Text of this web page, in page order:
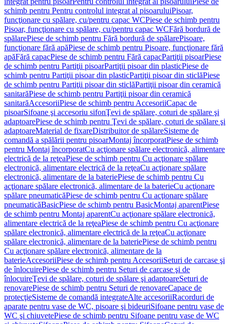
schimb pentru Pentru controlul integrat al pisoaruluiPisoar,
funcţionare cu spălare, cu/pentru capac WCPiese de schimb pentru
Pisoar, funcţionare cu spălare, cu/pentru capac WCFără bordură de
spălarePiese de schimb pentru Fără bordură de spălarePisoare,
funcţionare fără apăPiese de schimb pentru Pisoare, funcţionare fără
apăFără capacPiese de schimb pentru Fără capacPartiţii pisoarPiese
de schimb pentru Partiţii pisoarPartiţii pisoar din plasticPiese de
schimb pentru Partiţii pisoar din plasticPartiţii pisoar din sticlăPiese
de schimb pentru Partiţii pisoar din sticlăPartiţii pisoar din ceramică
sanitarăPiese de schimb pentru Partiţii pisoar din ceramică
sanitarăAccesoriiPiese de schimb pentru AccesoriiCapac de
pisoarSifoane şi accesoriu sifonŢevi de spălare, coturi de spălare şi
adaptoarePiese de schimb pentru Ţevi de spălare, coturi de spălare şi
adaptoareMaterial de fixareDistribuitor de spălareSisteme de
comandă a spălării pentru pisoarMontaj încorporatPiese de schimb
pentru Montaj încorporatCu acţionare spălare electronică, alimentare
electrică de la reţeaPiese de schimb pentru Cu acţionare spălare
electronică, alimentare electrică de la reţeaCu acţionare spălare
electronică, alimentare de la bateriePiese de schimb pentru Cu
acţionare spălare electronică, alimentare de la baterieCu acţionare
spălare pneumaticăPiese de schimb pentru Cu acţionare spălare
pneumaticăBasicPiese de schimb pentru BasicMontaj aparentPiese
de schimb pentru Montaj aparentCu acţionare spălare electronică,
alimentare electrică de la reţeaPiese de schimb pentru Cu acţionare
spălare electronică, alimentare electrică de la reţeaCu acţionare
spălare electronică, alimentare de la bateriePiese de schimb pentru
Cu acţionare spălare electronică, alimentare de la
baterieAccesoriiPiese de schimb pentru AccesoriiSeturi de carcase şi
de înlocuirePiese de schimb pentru Seturi de carcase şi de
înlocuireŢevi de spălare, coturi de spălare şi adaptoareSeturi de
renovarePiese de schimb pentru Seturi de renovareCapace de
protecţieSisteme de comandă integrateAlte accesoriiRacorduri de
aparate pentru vase de WC, pisoare şi bideuriSifoane pentru vase de
WC şi chiuvetePiese de schimb pentru Sifoane pentru vase de WC